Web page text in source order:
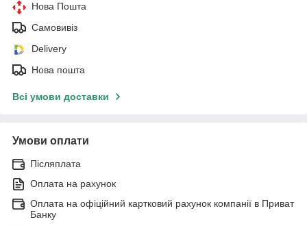
Нова Пошта
Самовивіз
Delivery
Нова пошта
Всі умови доставки
Умови оплати
Післяплата
Оплата на рахунок
Оплата на офіційний картковий рахунок компанії в Приват
Банку